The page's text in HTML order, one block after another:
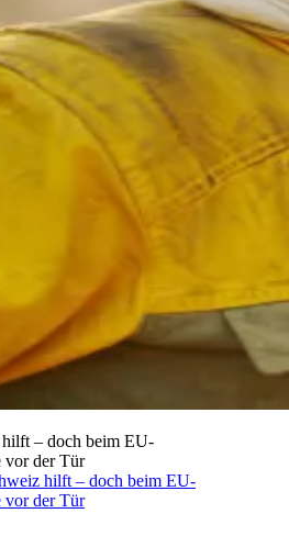
– doch beim EU-
vor der Tür
hilft – doch beim EU-
vor der Tür